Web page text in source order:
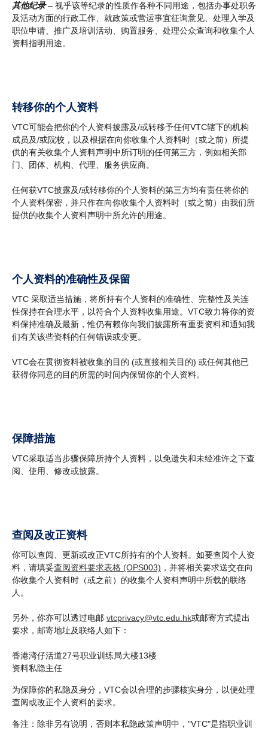
其他纪录– 视乎该等纪录的性质作各种不同用途，包括办事处职务
及活动方面的行政工作、就政策或营运事宜征询意见、处理入学及
职位申请、推广及培训活动、购置服务、处理公众查询和收集个人
资料指明用途。
转移你的个人资料
VTC可能会把你的个人资料披露及/或转移予任何VTC辖下的机构
成员及/或院校，以及根据在向你收集个人资料时（或之前）所提
供的有关收集个人资料声明中所订明的任何第三方，例如相关部
门、团体、机构、代理、服务供应商。
任何获VTC披露及/或转移你的个人资料的第三方均有责任将你的
个人资料保密，并只作在向你收集个人资料时（或之前）由我们所
提供的收集个人资料声明中所允许的用途。
个人资料的准确性及保留
VTC 采取适当措施，将所持有个人资料的准确性、完整性及关连
性保持在合理水平，以符合个人资料收集用途。VTC致力将你的资
料保持准确及最新，惟仍有赖你向我们披露所有重要资料和通知我
们有关该些资料的任何错误或变更。
VTC会在贯彻资料被收集的目的 (或直接相关目的) 或任何其他已
获得你同意的目的所需的时间内保留你的个人资料。
保障措施
VTC采取适当步骤保障所持个人资料，以免遗失和未经准许之下查
阅、使用、修改或披露。
查阅及改正资料
你可以查阅、更新或改正VTC所持有的个人资料。如要查阅个人资
料，请填妥查阅资料要求表格 (OPS003) ，并将相关要求送交在向
你收集个人资料时（或之前）的收集个人资料声明中所载的联络
人。
另外，你亦可以透过电邮 vtcprivacy@vtc.edu.hk或邮寄方式提出
要求，邮寄地址及联络人如下：
香港湾仔活道27号职业训练局大楼13楼
资料私隐主任
为保障你的私隐及身分，VTC会以合理的步骤核实身分，以便处理
查阅或改正个人资料的要求。
备注：除非另有说明，否则本私隐政策声明中，"VTC"是指职业训